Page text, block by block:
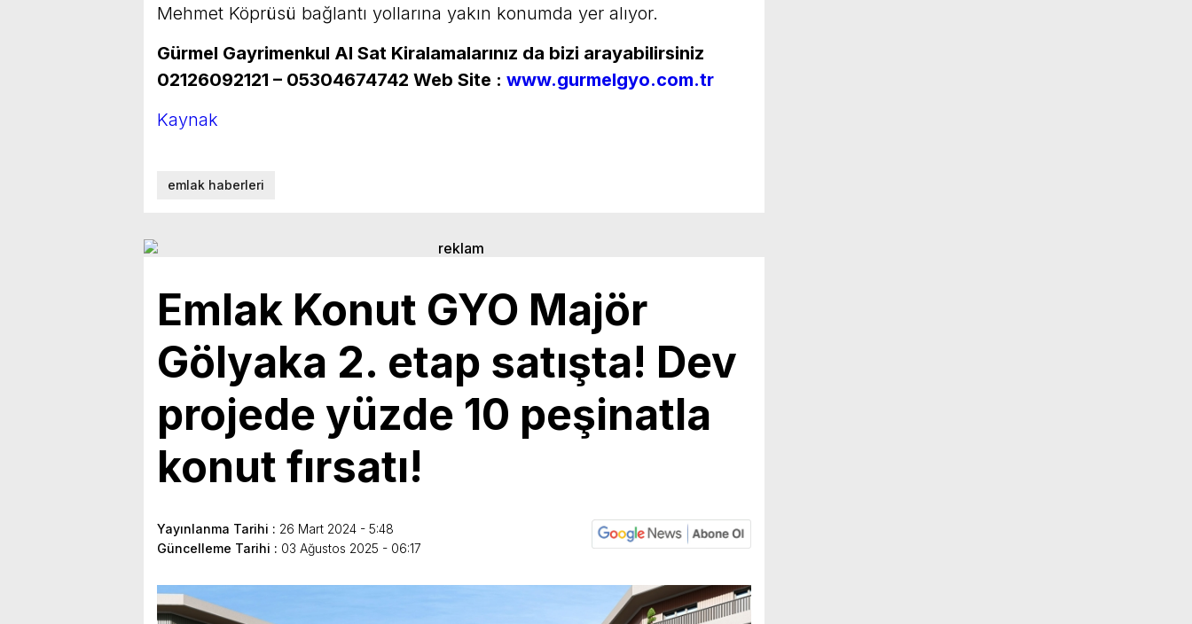
Mehmet Köprüsü bağlantı yollarına yakın konumda yer alıyor.
Gürmel Gayrimenkul Al Sat Kiralamalarınız da bizi arayabilirsiniz
02126092121 – 05304674742 Web Site : www.gurmelgyo.com.tr
Kaynak
emlak haberleri
Emlak Konut GYO Majör
Gölyaka 2. etap satışta! Dev
projede yüzde 10 peşinatla
konut fırsatı!
Yayınlanma Tarihi : 26 Mart 2024 - 5:48
Güncelleme Tarihi : 03 Ağustos 2025 - 06:17